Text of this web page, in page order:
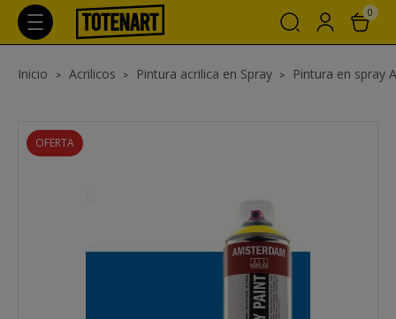
0
Inicio Acrilicos Pintura acrilica en Spray Pintura en spray
OFERTA